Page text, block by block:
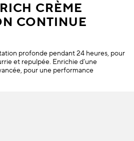
CRÈME
CONTINUE
profonde pendant 24 heures, pour
et repulpée. Enrichie d’une
pour une performance